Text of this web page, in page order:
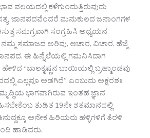
ವಲಯದಲ್ಲಿ ಕಳೆಗುಂದುತ್ತಿರುವುದು
ಜಾನಪದವೆಂದರೆ ಮನುಕುಲದ ಜನಾಂಗಗಳ
ಸಮಗ್ರವಾಗಿ ಸಂಗ್ರಹಿಸಿ ಅಧ್ಯಯನ
ಸಮಾಜದ ಅರಿವು, ಆಚಾರ, ವಿಚಾರ, ಹೆಜ್ಜೆ
ಜಾನಪದ. ಈ ಹಿನ್ನೆಲೆಯಲ್ಲಿ ಗಮನಿಸಿದಾಗ
“ಬಾಲಕೃಷ್ಣನ ಬಾಯಿಯಲ್ಲಿ ಬ್ರಹ್ಮಾಂಡವು
ಎಲ್ಲವೂ ಅಡಗಿದೆ” ಎಂಬುದು ಅಕ್ಷರಶಃ
ಭಾಗವಾಗಿರುವ ಇಂತಹ ಜ್ಞಾನ
ತುಡಿತ 19ನೇ ಶತಮಾನದಲ್ಲಿ
ಅನೇಕ ಹಿರಿಯರು ಹಳ್ಳಿಗಳಿಗೆ ತೆರಳಿ
ಹಾಡಿದರು.